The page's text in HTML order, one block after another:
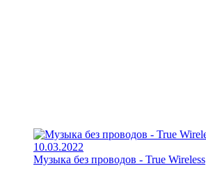
10.03.2022
Музыка без проводов - True Wireless